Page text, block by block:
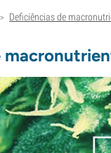
> Deficiências de